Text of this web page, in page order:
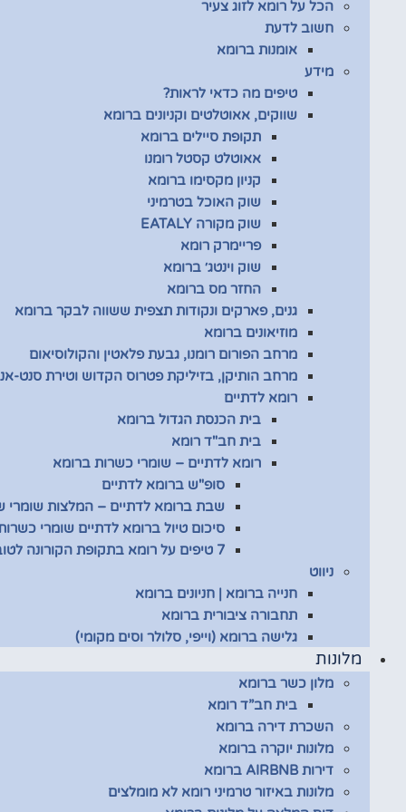
הכל על רומא לזוג צעיר
חשוב לדעת
אומנות ברומא
מידע
טיפים מה כדאי לראות?
שווקים, אאוטלטים וקניונים ברומא
תקופת סיילים ברומא
אאוטלט קסטל רומנו
קניון מקסימו ברומא
שוק האוכל בטרמיני
שוק מקורה EATALY
פריימרק רומא
שוק וינטג׳ ברומא
החזר מס ברומא
גנים, פארקים ונקודות תצפית ששווה לבקר ברומא
מוזיאונים ברומא
מרחב הפורום רומנו, גבעת פלאטין והקולוסיאום
מרחב הותיקן, בזיליקת פטרוס הקדוש וטירת סנט-
רומא לדתיים
בית הכנסת הגדול ברומא
בית חב"ד רומא
רומא לדתיים – שומרי כשרות ברומא
סופ"ש ברומא לדתיים
שבת ברומא לדתיים – המלצות שומרי
סיכום טיול ברומא לדתיים שומרי
7 טיפים על רומא בתקופת הקורונה לטובת שומרי כשרות
ניווט
חנייה ברומא | חניונים ברומא
תחבורה ציבורית ברומא
גלישה ברומא (וייפי, סלולר וסים מקומי)
מלונות
מלון כשר ברומא
בית חב”ד רומא
השכרת דירה ברומא
מלונות יוקרה ברומא
דירות AIRBNB ברומא
מלונות באיזור טרמיני רומא לא מומלצים